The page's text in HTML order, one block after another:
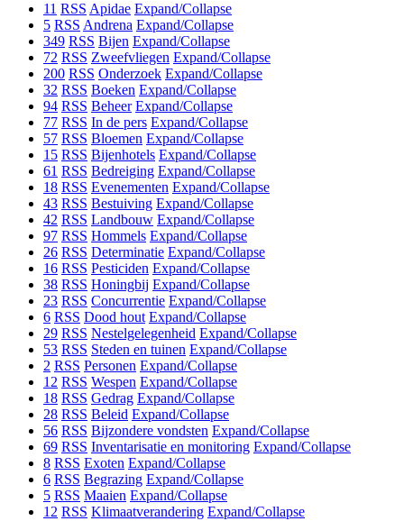
11 RSS Apidae Expand/Collapse
5 RSS Andrena Expand/Collapse
349 RSS Bijen Expand/Collapse
72 RSS Zweefvliegen Expand/Collapse
200 RSS Onderzoek Expand/Collapse
32 RSS Boeken Expand/Collapse
94 RSS Beheer Expand/Collapse
77 RSS In de pers Expand/Collapse
57 RSS Bloemen Expand/Collapse
15 RSS Bijenhotels Expand/Collapse
61 RSS Bedreiging Expand/Collapse
18 RSS Evenementen Expand/Collapse
43 RSS Bestuiving Expand/Collapse
42 RSS Landbouw Expand/Collapse
97 RSS Hommels Expand/Collapse
26 RSS Determinatie Expand/Collapse
16 RSS Pesticiden Expand/Collapse
38 RSS Honingbij Expand/Collapse
23 RSS Concurrentie Expand/Collapse
6 RSS Dood hout Expand/Collapse
29 RSS Nestelgelegenheid Expand/Collapse
53 RSS Steden en tuinen Expand/Collapse
2 RSS Personen Expand/Collapse
12 RSS Wespen Expand/Collapse
18 RSS Gedrag Expand/Collapse
28 RSS Beleid Expand/Collapse
56 RSS Bijzondere vondsten Expand/Collapse
69 RSS Inventarisatie en monitoring Expand/Collapse
8 RSS Exoten Expand/Collapse
6 RSS Begrazing Expand/Collapse
5 RSS Maaien Expand/Collapse
12 RSS Klimaatverandering Expand/Collapse